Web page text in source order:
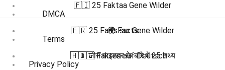
DMCA
Terms
Privacy Policy
🇫🇮 25 Faktaa Gene Wilder
🇫🇷 25 Faits sur Gene Wilder
🇭🇮 जीन वाइल्डर के बारे में 25 तथ्य
🌍 Facts
🇩🇪 Fakten auf Deutsch